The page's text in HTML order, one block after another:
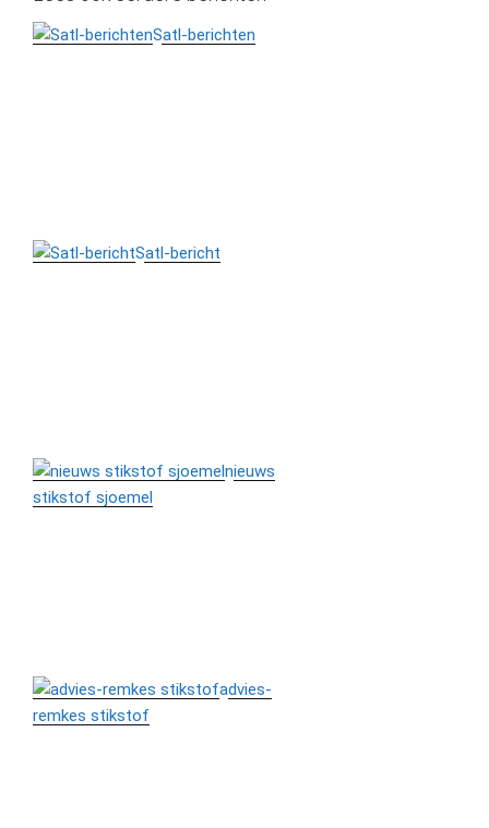
Satl-berichten
Satl-bericht
nieuws
stikstof sjoemel
advies-
remkes stikstof